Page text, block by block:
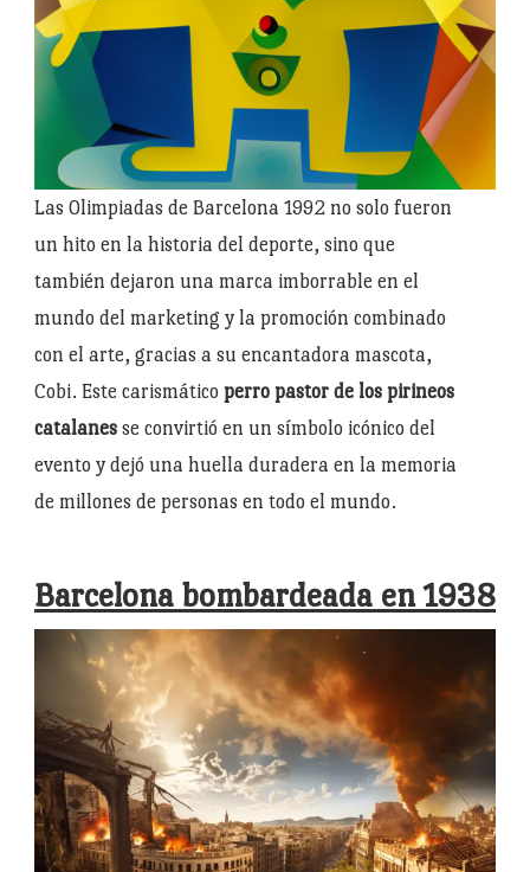
Las Olimpiadas de Barcelona 1992 no solo fueron
un hito en la historia del deporte, sino que
también dejaron una marca imborrable en el
mundo del marketing y la promoción combinado
con el arte, gracias a su encantadora mascota,
Cobi. Este carismático perro pastor de los pirineos
catalanes se convirtió en un símbolo icónico del
evento y dejó una huella duradera en la memoria
de millones de personas en todo el mundo.
Barcelona bombardeada en 1938